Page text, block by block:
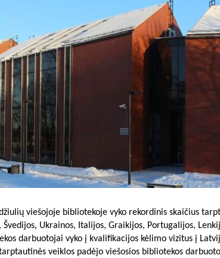
viešojoje bibliotekoje vyko rekordinis skaičius
Ukrainos, Italijos, Graikijos, Portugalijos,
darbuotojai vyko į kvalifikacijos kėlimo vizitus į
veiklos padėjo viešosios bibliotekos